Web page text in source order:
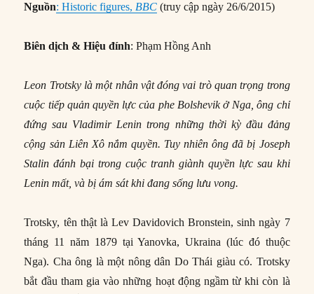
Nguồn: Historic figures, BBC (truy cập ngày 26/6/2015)
Biên dịch & Hiệu đính: Phạm Hồng Anh
Leon Trotsky là một nhân vật đóng vai trò quan trọng trong
cuộc tiếp quản quyền lực của phe Bolshevik ở Nga, ông chỉ
đứng sau Vladimir Lenin trong những thời kỳ đầu đảng
cộng sản Liên Xô nắm quyền. Tuy nhiên ông đã bị Joseph
Stalin đánh bại trong cuộc tranh giành quyền lực sau khi
Lenin mất, và bị ám sát khi đang sống lưu vong.
Trotsky, tên thật là Lev Davidovich Bronstein, sinh ngày 7
tháng 11 năm 1879 tại Yanovka, Ukraina (lúc đó thuộc
Nga). Cha ông là một nông dân Do Thái giàu có. Trotsky
bắt đầu tham gia vào những hoạt động ngầm từ khi còn là